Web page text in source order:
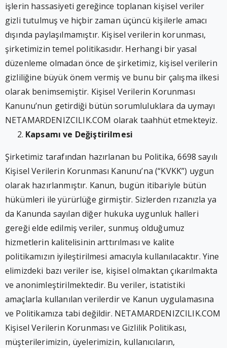
işlerin hassasiyeti gereğince toplanan kişisel veriler
gizli tutulmuş ve hiçbir zaman üçüncü kişilerle amacı
dışında paylaşılmamıştır. Kişisel verilerin korunması,
şirketimizin temel politikasıdır. Herhangi bir yasal
düzenleme olmadan önce de şirketimiz, kişisel verilerin
gizliliğine büyük önem vermiş ve bunu bir çalışma ilkesi
olarak benimsemiştir. Kişisel Verilerin Korunması
Kanunu’nun getirdiği bütün sorumluluklara da uymayı
NETAMARDENIZCILIK.COM olarak taahhüt etmekteyiz.
Kapsamı ve Değiştirilmesi
Şirketimiz tarafından hazırlanan bu Politika, 6698 sayılı
Kişisel Verilerin Korunması Kanunu’na (“KVKK”) uygun
olarak hazırlanmıştır. Kanun, bugün itibariyle bütün
hükümleri ile yürürlüğe girmiştir. Sizlerden rızanızla ya
da Kanunda sayılan diğer hukuka uygunluk halleri
gereği elde edilmiş veriler, sunmuş olduğumuz
hizmetlerin kalitelisinin arttırılması ve kalite
politikamızın iyileştirilmesi amacıyla kullanılacaktır. Yine
elimizdeki bazı veriler ise, kişisel olmaktan çıkarılmakta
ve anonimleştirilmektedir. Bu veriler, istatistiki
amaçlarla kullanılan verilerdir ve Kanun uygulamasına
ve Politikamıza tabi değildir. NETAMARDENIZCILIK.COM
Kişisel Verilerin Korunması ve Gizlilik Politikası,
müşterilerimizin, üyelerimizin, kullanıcıların,